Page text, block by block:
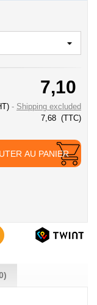
7,10
Shipping excluded
7,68 (TTC)
AU PANIER